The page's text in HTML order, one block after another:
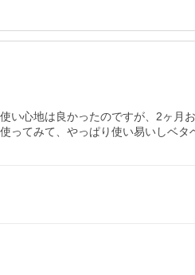
い心地は良かったのですが、2ヶ
ってみて、やっぱり使い易いしベタ